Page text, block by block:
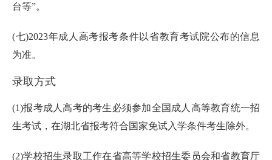
台等”。
(七)2023年成人高考报考条件以省教育考试院公布的信息
为准。
录取方式
(1)报考成人高考的考生必须参加全国成人高等教育统一招
生考试，在湖北省报考符合国家免试入学条件考生除外。
(2)学校招生录取工作在省高等学校招生委员会和省教育厅